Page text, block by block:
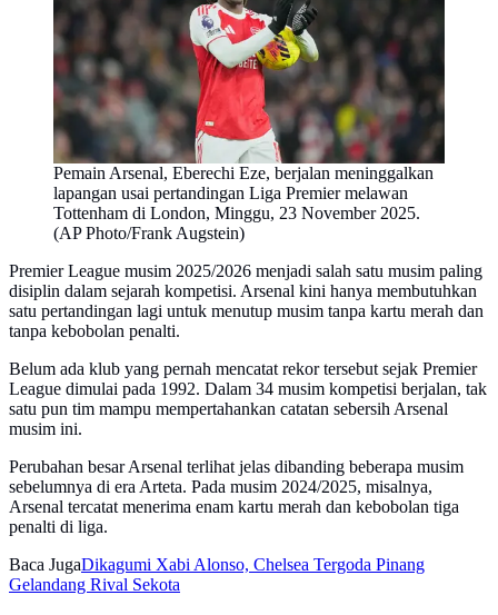
Pemain Arsenal, Eberechi Eze, berjalan meninggalkan
lapangan usai pertandingan Liga Premier melawan
Tottenham di London, Minggu, 23 November 2025.
(AP Photo/Frank Augstein)
Premier League musim 2025/2026 menjadi salah satu musim paling
disiplin dalam sejarah kompetisi. Arsenal kini hanya membutuhkan
satu pertandingan lagi untuk menutup musim tanpa kartu merah dan
tanpa kebobolan penalti.
Belum ada klub yang pernah mencatat rekor tersebut sejak Premier
League dimulai pada 1992. Dalam 34 musim kompetisi berjalan, tak
satu pun tim mampu mempertahankan catatan sebersih Arsenal
musim ini.
Perubahan besar Arsenal terlihat jelas dibanding beberapa musim
sebelumnya di era Arteta. Pada musim 2024/2025, misalnya,
Arsenal tercatat menerima enam kartu merah dan kebobolan tiga
penalti di liga.
Baca JugaDikagumi Xabi Alonso, Chelsea Tergoda Pinang
Gelandang Rival Sekota